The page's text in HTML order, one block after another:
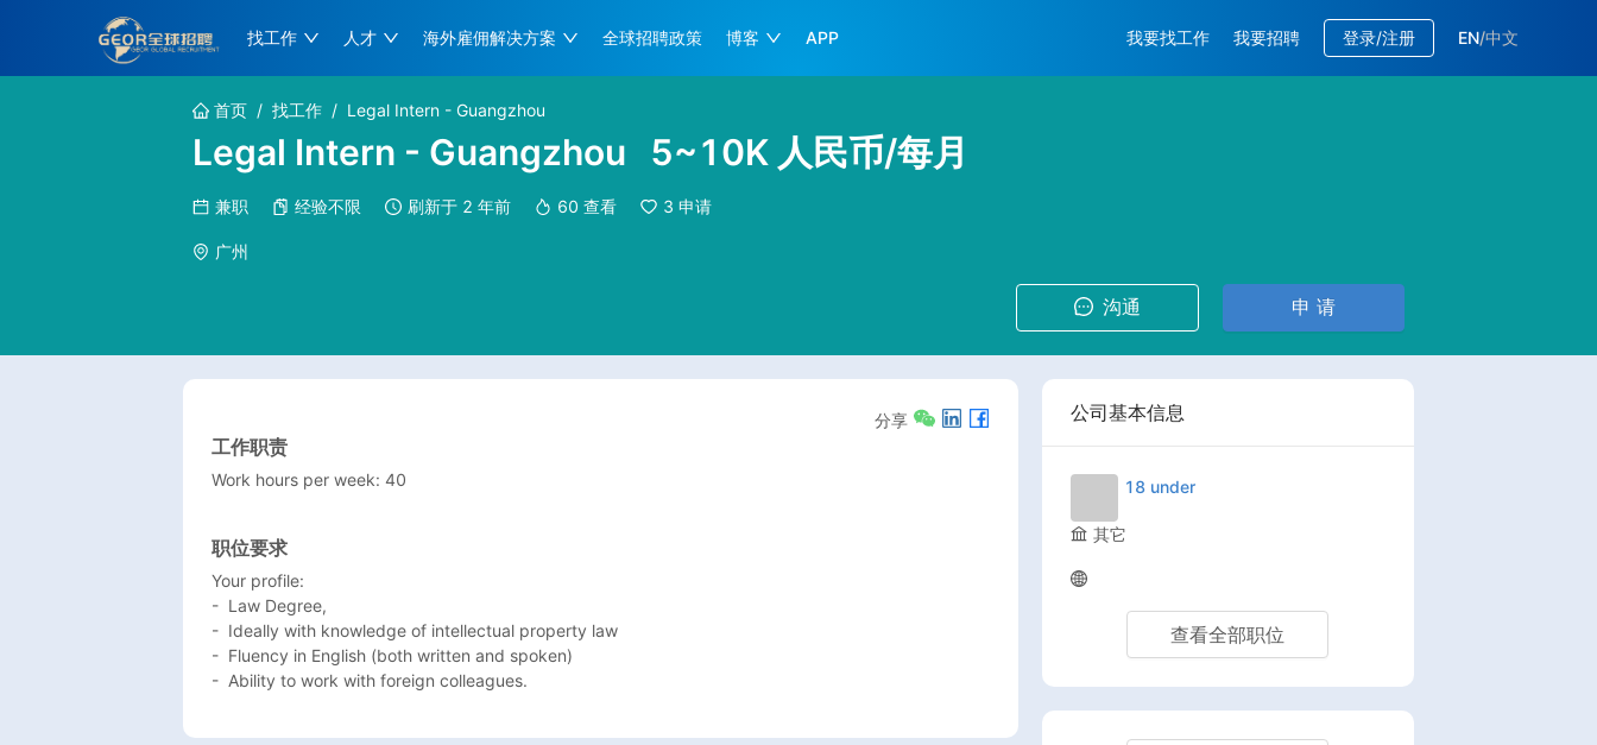
找工作 人才 海外雇佣解决方案 全球招聘政策 博客 APP 我要找工作 我要招聘 登录/注册 EN/中文
首页 / 找工作 / Legal Intern - Guangzhou
Legal Intern - Guangzhou 5~10K 人民币/每月
兼职 经验不限 刷新于 2 年前 60 查看 3 申请
广州
沟通 申 请
分享
工作职责
Work hours per week: 40
职位要求
Your profile:
-  Law Degree,
-  Ideally with knowledge of intellectual property law
-  Fluency in English (both written and spoken)
-  Ability to work with foreign colleagues.
公司基本信息
18 under
其它
查看全部职位